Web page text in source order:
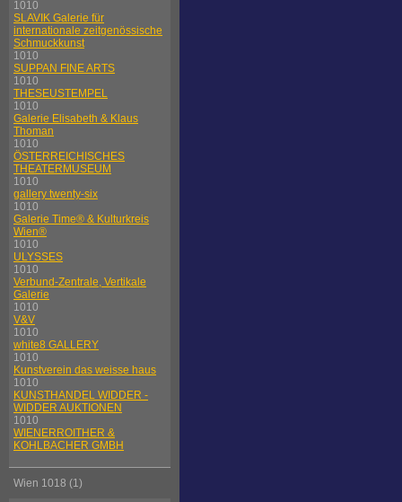
1010
SLAVIK Galerie für
internationale zeitgenössische
Schmuckkunst
1010
SUPPAN FINE ARTS
1010
THESEUSTEMPEL
1010
Galerie Elisabeth & Klaus
Thoman
1010
ÖSTERREICHISCHES
THEATERMUSEUM
1010
gallery twenty-six
1010
Galerie Time® & Kulturkreis
Wien®
1010
ULYSSES
1010
Verbund-Zentrale, Vertikale
Galerie
1010
V&V
1010
white8 GALLERY
1010
Kunstverein das weisse haus
1010
KUNSTHANDEL WIDDER -
WIDDER AUKTIONEN
1010
WIENERROITHER &
KOHLBACHER GMBH
Wien 1018 (1)